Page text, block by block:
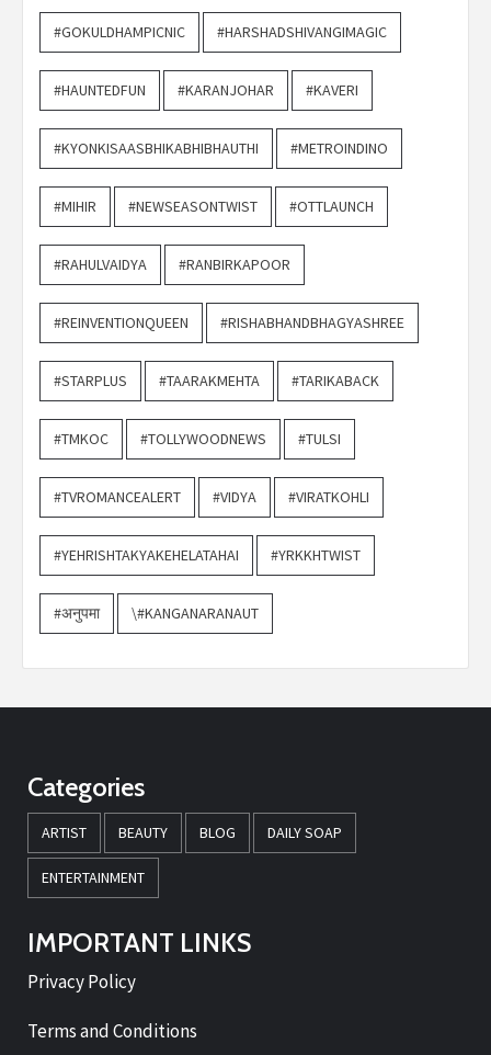
#GOKULDHAMPICNIC #HARSHADSHIVANGIMAGIC
#HAUNTEDFUN #KARANJOHAR #KAVERI
#KYONKISAASBHIKABHIBHAUTHI #METROINDINO
#MIHIR #NEWSEASONTWIST #OTTLAUNCH
#RAHULVAIDYA #RANBIRKAPOOR
#REINVENTIONQUEEN #RISHABHANDBHAGYASHREE
#STARPLUS #TAARAKMEHTA #TARIKABACK
#TMKOC #TOLLYWOODNEWS #TULSI
#TVROMANCEALERT #VIDYA #VIRATKOHLI
#YEHRISHTAKYAKEHELATAHAI #YRKKHTWIST
#अनुपमा \#KANGANARANAUT
Categories
ARTIST BEAUTY BLOG DAILY SOAP
ENTERTAINMENT
IMPORTANT LINKS
Privacy Policy
Terms and Conditions